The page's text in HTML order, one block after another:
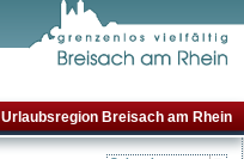
Urlaubsregion Breisach am Rhein